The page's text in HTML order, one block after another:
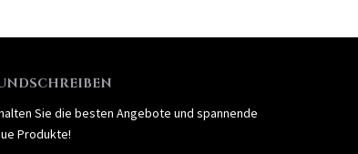
Sie die besten Angebote und spannende
Produkte!